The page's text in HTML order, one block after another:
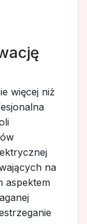
więcej niż
na
aspektem